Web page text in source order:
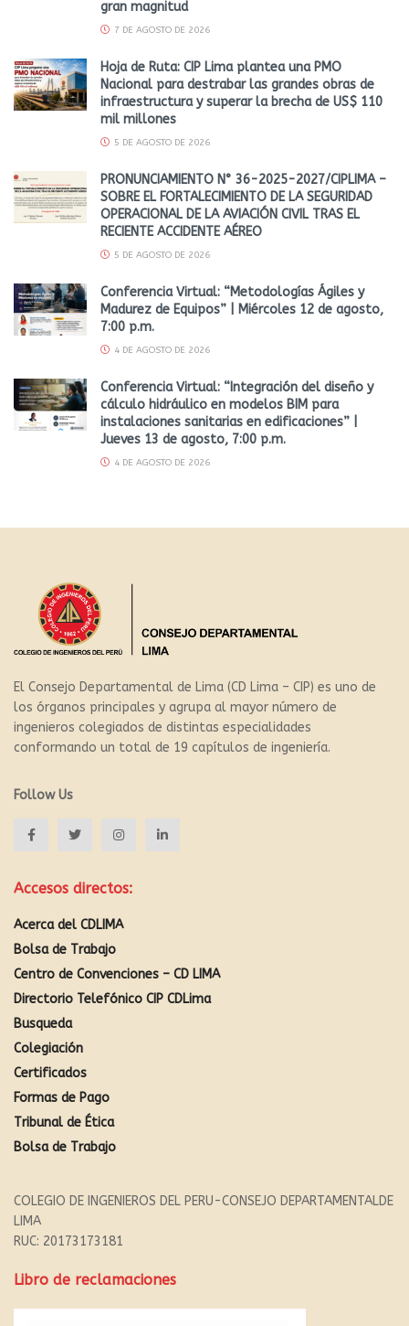
gran magnitud
7 DE AGOSTO DE 2026
Hoja de Ruta: CIP Lima plantea una PMO
Nacional para destrabar las grandes obras de
infraestructura y superar la brecha de US$ 110
mil millones
5 DE AGOSTO DE 2026
PRONUNCIAMIENTO N° 36-2025-2027/CIPLIMA –
SOBRE EL FORTALECIMIENTO DE LA SEGURIDAD
OPERACIONAL DE LA AVIACIÓN CIVIL TRAS EL
RECIENTE ACCIDENTE AÉREO
5 DE AGOSTO DE 2026
Conferencia Virtual: “Metodologías Ágiles y
Madurez de Equipos” | Miércoles 12 de agosto,
7:00 p.m.
4 DE AGOSTO DE 2026
Conferencia Virtual: “Integración del diseño y
cálculo hidráulico en modelos BIM para
instalaciones sanitarias en edificaciones” |
Jueves 13 de agosto, 7:00 p.m.
4 DE AGOSTO DE 2026
El Consejo Departamental de Lima (CD Lima – CIP) es uno de
los órganos principales y agrupa al mayor número de
ingenieros colegiados de distintas especialidades
conformando un total de 19 capítulos de ingeniería.
Follow Us
Accesos directos:
Acerca del CDLIMA
Bolsa de Trabajo
Centro de Convenciones – CD LIMA
Directorio Telefónico CIP CDLima
Busqueda
Colegiación
Certificados
Formas de Pago
Tribunal de Ética
Bolsa de Trabajo
COLEGIO DE INGENIEROS DEL PERU-CONSEJO DEPARTAMENTALDE
LIMA
RUC: 20173173181
Libro de reclamaciones